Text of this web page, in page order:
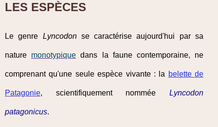
LES ESPÈCES
Le genre Lyncodonse caractérise aujourd'hui par sa
nature monotypique dans la faune contemporaine, ne
comprenant qu'une seule espèce vivante : la belette de
Patagonie, scientifiquement nommée Lyncodon
patagonicus.